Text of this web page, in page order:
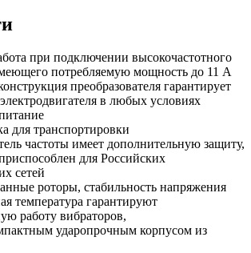
при подключении высокочастотного
потребляемую мощность до 11 А
преобразователя гарантирует
в любых условиях
для транспортировки
частоты имеет дополнительную защиту,
для Российских
сетей
роторы, стабильность напряжения
температура гарантируют
работу вибраторов,
ударопрочным корпусом из